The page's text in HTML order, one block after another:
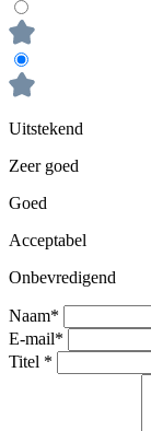
Uitstekend
Zeer goed
Goed
Acceptabel
Onbevredigend
Naam*
E-mail*
Titel *